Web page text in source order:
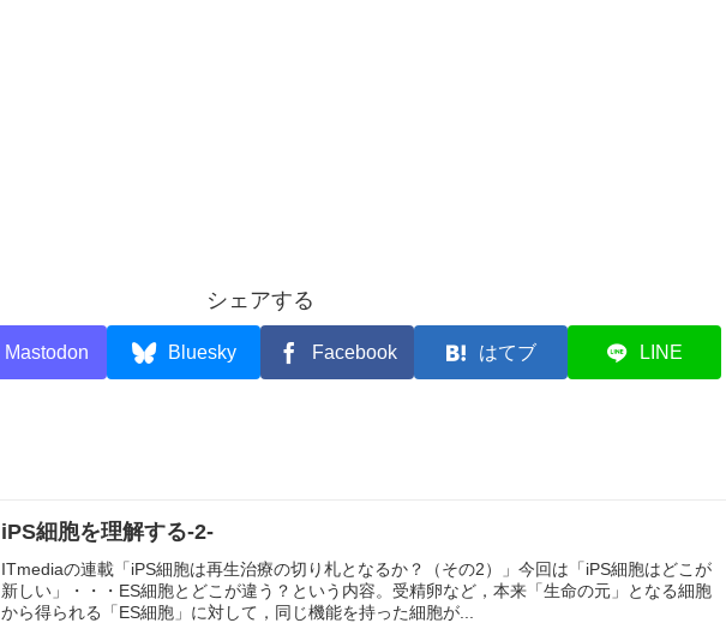
シェアする
Mastodon Bluesky Facebook はてブ LINE
iPS細胞を理解する-2-
ITmediaの連載「iPS細胞は再生治療の切り札となるか？（その2）」今回は「iPS細胞はどこが
新しい」・・・ES細胞とどこが違う？という内容。受精卵など，本来「生命の元」となる細胞
から得られる「ES細胞」に対して，同じ機能を持った細胞が...